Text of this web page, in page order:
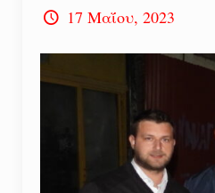
17 Μαΐου, 2023